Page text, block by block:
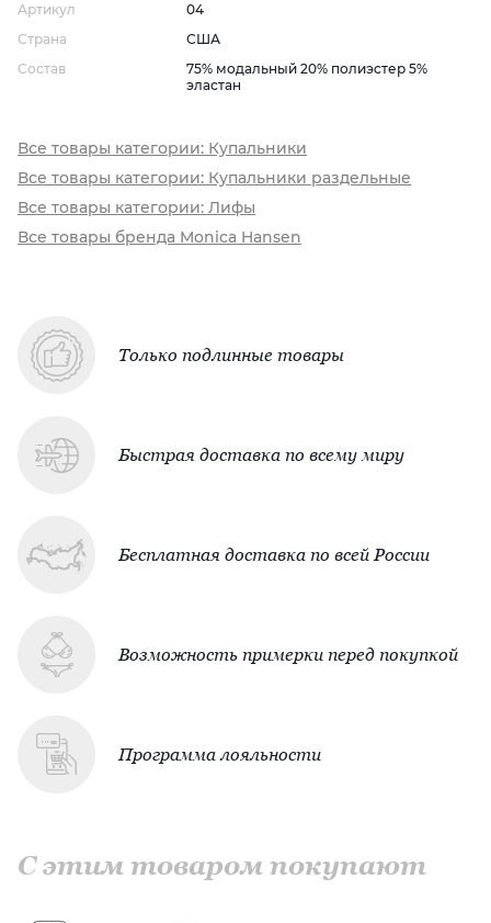
Артикул
04
Страна
США
Состав
75% модальный 20% полиэстер 5%
эластан
Все товары категории: Купальники
Все товары категории: Купальники раздельные
Все товары категории: Лифы
Все товары бренда Monica Hansen
Только подлинные товары
Быстрая доставка по всему миру
Бесплатная доставка по всей России
Возможность примерки перед покупкой
Программа лояльности
С этим товаром покупают